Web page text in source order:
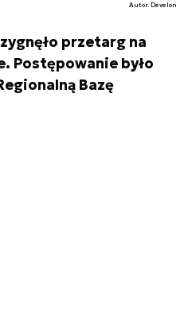
Autor. Develon
przetarg na
Postępowanie było
Bazę